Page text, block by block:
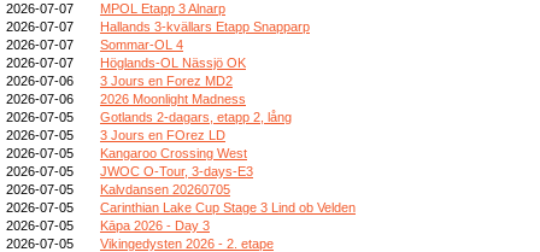
2026-07-07
MPOL Etapp 3 Alnarp
2026-07-07
Hallands 3-kvällars Etapp Snapparp
2026-07-07
Sommar-OL 4
2026-07-07
Höglands-OL Nässjö OK
2026-07-06
3 Jours en Forez MD2
2026-07-06
2026 Moonlight Madness
2026-07-05
Gotlands 2-dagars, etapp 2, lång
2026-07-05
3 Jours en FOrez LD
2026-07-05
Kangaroo Crossing West
2026-07-05
JWOC O-Tour, 3-days-E3
2026-07-05
Kalvdansen 20260705
2026-07-05
Carinthian Lake Cup Stage 3 Lind ob Velden
2026-07-05
Kāpa 2026 - Day 3
2026-07-05
Vikingedysten 2026 - 2. etape